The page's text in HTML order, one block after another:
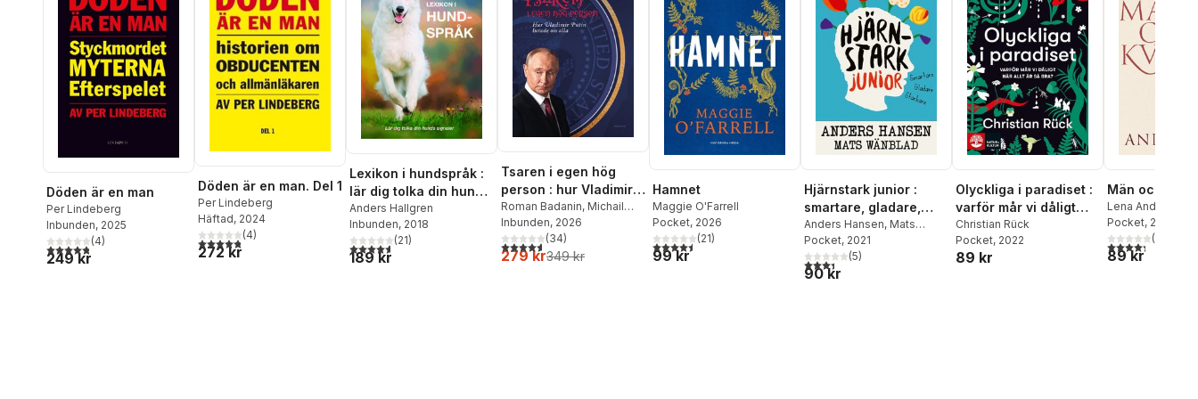
Döden är en man
Per Lindeberg
Inbunden, 2025
4,8utav 5 stjärnor. Totalt antal röster:
(4)
249 kr
Döden är en man. Del 1
Per Lindeberg
Häftad, 2024
4,8utav 5 stjärnor. Totalt antal röster:
(4)
272 kr
Lexikon i hundspråk :
lär dig tolka din hunds
signaler
Anders Hallgren
Inbunden, 2018
4,6utav 5 stjärnor. Totalt antal röster:
(21)
189 kr
Tsaren i egen hög
person : hur Vladimir
Putin lurade oss alla
Roman Badanin, Michail
Rubin
Inbunden, 2026
4,6utav 5 stjärnor. Totalt antal röster:
(34)
279 kr349 kr
Hamnet
Maggie O'Farrell
Pocket, 2026
4,5utav 5 stjärnor. Totalt antal röster:
(21)
99 kr
Hjärnstark junior :
smartare, gladare,
starkare
Anders Hansen, Mats
Wänblad
Pocket, 2021
3,4utav 5 stjärnor. Totalt antal röster:
(5)
90 kr
Olyckliga i paradiset :
varför mår vi dåligt
när allt är så bra?
Christian Rück
Pocket, 2022
89 kr
Män och
Lena Andersson
Pocket, 2026
4,3utav 5(
89 kr